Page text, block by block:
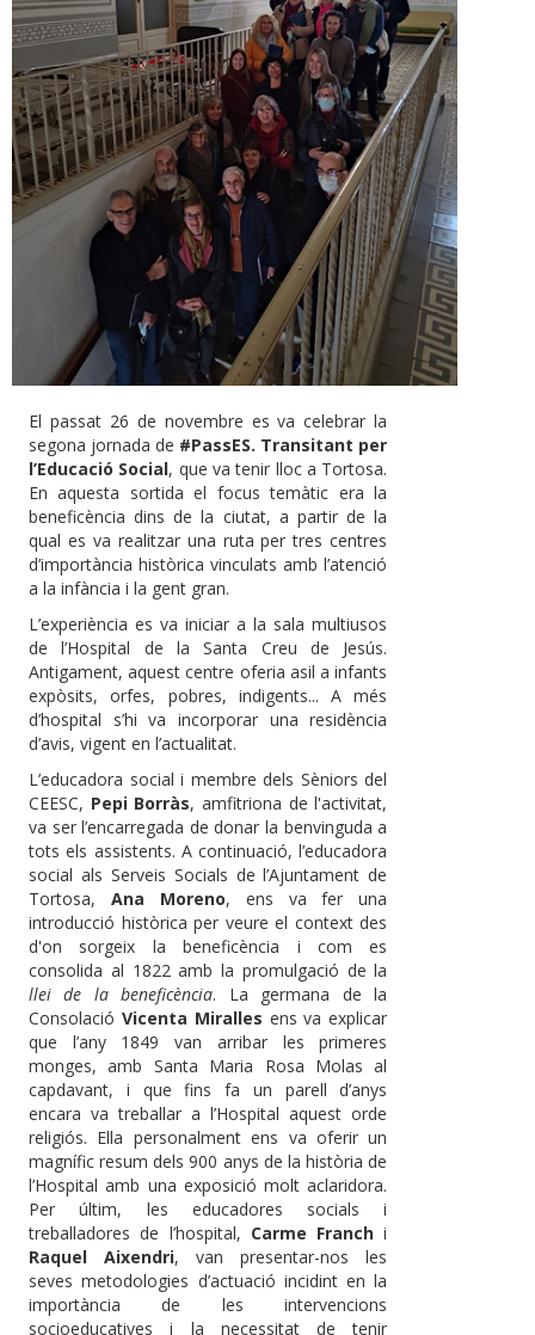
El passat 26 de novembre es va celebrar la
segona jornada de #PassES. Transitant per
l’Educació Social, que va tenir lloc a Tortosa.
En aquesta sortida el focus temàtic era la
beneficència dins de la ciutat, a partir de la
qual es va realitzar una ruta per tres centres
d’importància històrica vinculats amb l’atenció
a la infància i la gent gran.
L’experiència es va iniciar a la sala multiusos
de l’Hospital de la Santa Creu de Jesús.
Antigament, aquest centre oferia asil a infants
expòsits, orfes, pobres, indigents... A més
d’hospital s’hi va incorporar una residència
d’avis, vigent en l’actualitat.
L’educadora social i membre dels Sèniors del
CEESC, Pepi Borràs, amfitriona de l'activitat,
va ser l’encarregada de donar la benvinguda a
tots els assistents. A continuació, l’educadora
social als Serveis Socials de l’Ajuntament de
Tortosa, Ana Moreno, ens va fer una
introducció històrica per veure el context des
d'on sorgeix la beneficència i com es
consolida al 1822 amb la promulgació de la
llei de la beneficència. La germana de la
Consolació Vicenta Miralles ens va explicar
que l’any 1849 van arribar les primeres
monges, amb Santa Maria Rosa Molas al
capdavant, i que fins fa un parell d’anys
encara va treballar a l’Hospital aquest orde
religiós. Ella personalment ens va oferir un
magnífic resum dels 900 anys de la història de
l’Hospital amb una exposició molt aclaridora.
Per últim, les educadores socials i
treballadores de l’hospital, Carme Franch i
Raquel Aixendri, van presentar-nos les
seves metodologies d’actuació incidint en la
importància de les intervencions
socioeducatives i la necessitat de tenir